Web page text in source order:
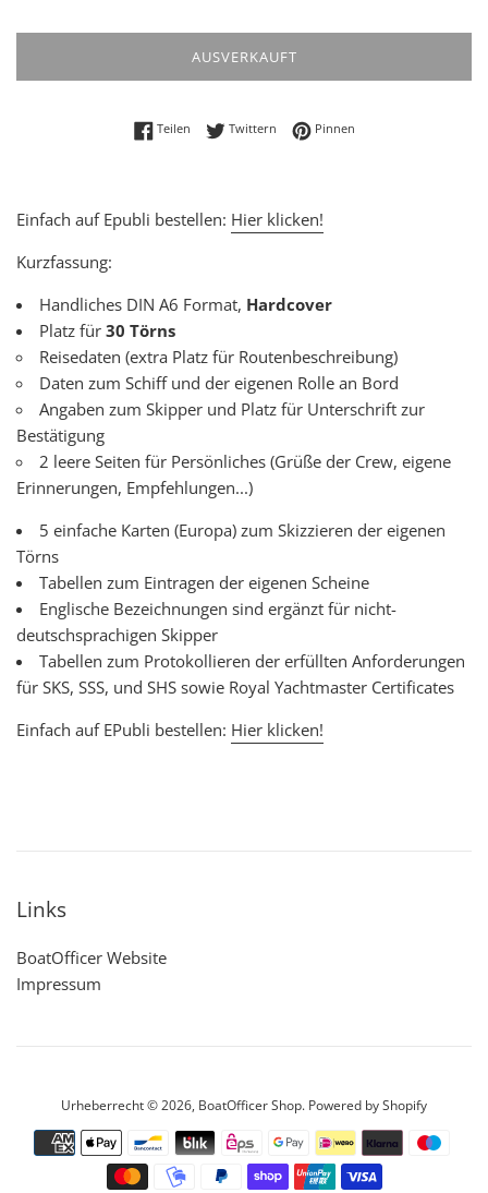
AUSVERKAUFT
TeilenAuf Facebook teilen
TwitternAuf Twitter twittern
PinnenAuf Pinterest pinnen
Einfach auf Epubli bestellen: Hier klicken!
Kurzfassung:
Handliches DIN A6 Format, Hardcover
Platz für 30 Törns
Reisedaten (extra Platz für Routenbeschreibung)
Daten zum Schiff und der eigenen Rolle an Bord
Angaben zum Skipper und Platz für Unterschrift zur
Bestätigung
2 leere Seiten für Persönliches (Grüße der Crew, eigene
Erinnerungen, Empfehlungen...)
5 einfache Karten (Europa) zum Skizzieren der eigenen
Törns
Tabellen zum Eintragen der eigenen Scheine
Englische Bezeichnungen sind ergänzt für nicht-
deutschsprachigen Skipper
Tabellen zum Protokollieren der erfüllten Anforderungen
für SKS, SSS, und SHS sowie Royal Yachtmaster Certificates
Einfach auf EPubli bestellen: Hier klicken!
Links
BoatOfficer Website
Impressum
Urheberrecht © 2026, BoatOfficer Shop. Powered by Shopify
Zahlungsarten